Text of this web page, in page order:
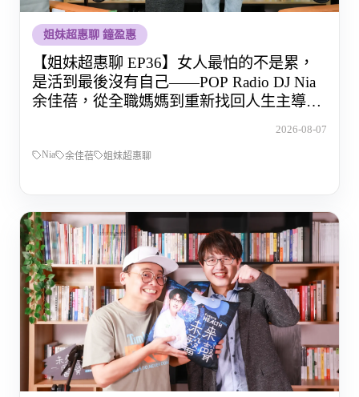
姐妹超惠聊 鐘盈惠
【姐妹超惠聊 EP36】女人最怕的不是累，
是活到最後沒有自己——POP Radio DJ Nia
余佳蓓，從全職媽媽到重新找回人生主導權
2026-08-07
Nia 余佳蓓 姐妹超惠聊